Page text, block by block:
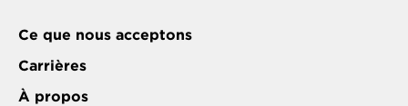
Ce que nous acceptons
Carrières
À propos